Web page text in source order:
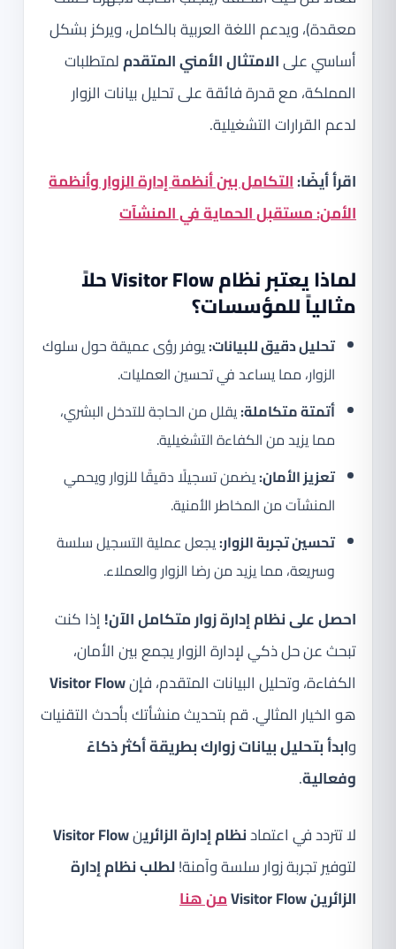
معقدة)، ويدعم اللغة العربية بالكامل، ويركز بشكل
أساسي علىالامتثال الأمني المتقدملمتطلبات
المملكة، مع قدرة فائقة على تحليل بيانات الزوار
لدعم القرارات التشغيلية.
اقرأ أيضًا:التكامل بين أنظمة إدارة الزوار وأنظمة
الأمن: مستقبل الحماية في المنشآت
لماذا يعتبر نظام Visitor Flow حلاً
مثالياً للمؤسسات؟
تحليل دقيق للبيانات:يوفر رؤى عميقة حول سلوك
الزوار، مما يساعد في تحسين العمليات.
أتمتة متكاملة:يقلل من الحاجة للتدخل البشري،
مما يزيد من الكفاءة التشغيلية.
تعزيز الأمان:يضمن تسجيلًا دقيقًا للزوار ويحمي
المنشآت من المخاطر الأمنية.
تحسين تجربة الزوار:يجعل عملية التسجيل سلسة
وسريعة، مما يزيد من رضا الزوار والعملاء.
احصل على نظام إدارة زوار متكامل الآن!إذا كنت
تبحث عن حل ذكي لإدارة الزوار يجمع بين الأمان،
الكفاءة، وتحليل البيانات المتقدم، فإنVisitor Flow
هو الخيار المثالي. قم بتحديث منشأتك بأحدث التقنيات
وابدأ بتحليل بيانات زوارك بطريقة أكثر ذكاءً
وفعالية.
لا تتردد في اعتمادنظام إدارة الزائرينVisitor Flow
لتوفير تجربة زوار سلسة وآمنة!لطلب نظام إدارة
الزائرين Visitor Flow
من هنا